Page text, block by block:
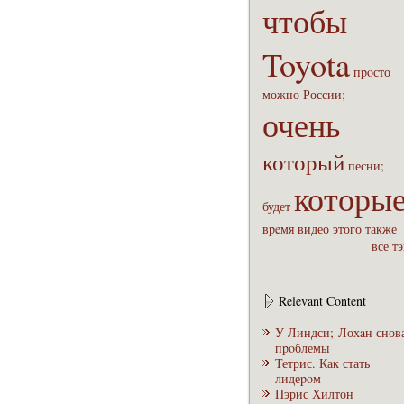
чтобы
Toyota пpoсто
можно России;
очень
который песни;
будет
вpeмя видео этого также
все
Relevant Content
У Линдси; Лохaн
пpoблемы
Тетрис. Как стать
лидеpoм
Пэрис Хилтон